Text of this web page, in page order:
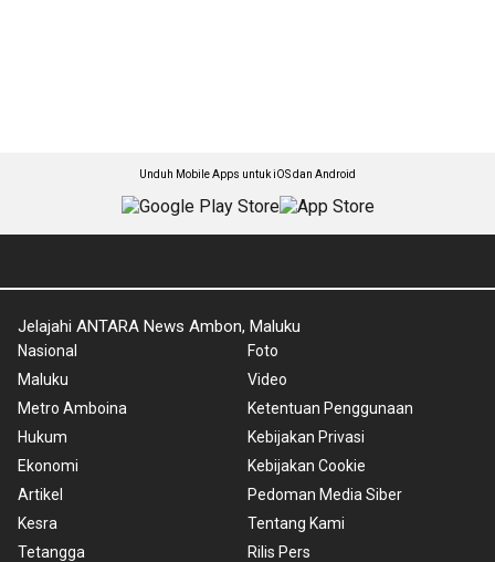
Unduh Mobile Apps untuk iOS dan Android
Jelajahi ANTARA News Ambon, Maluku
Nasional
Maluku
Metro Amboina
Hukum
Ekonomi
Artikel
Kesra
Tetangga
Foto
Video
Ketentuan Penggunaan
Kebijakan Privasi
Kebijakan Cookie
Pedoman Media Siber
Tentang Kami
Rilis Pers